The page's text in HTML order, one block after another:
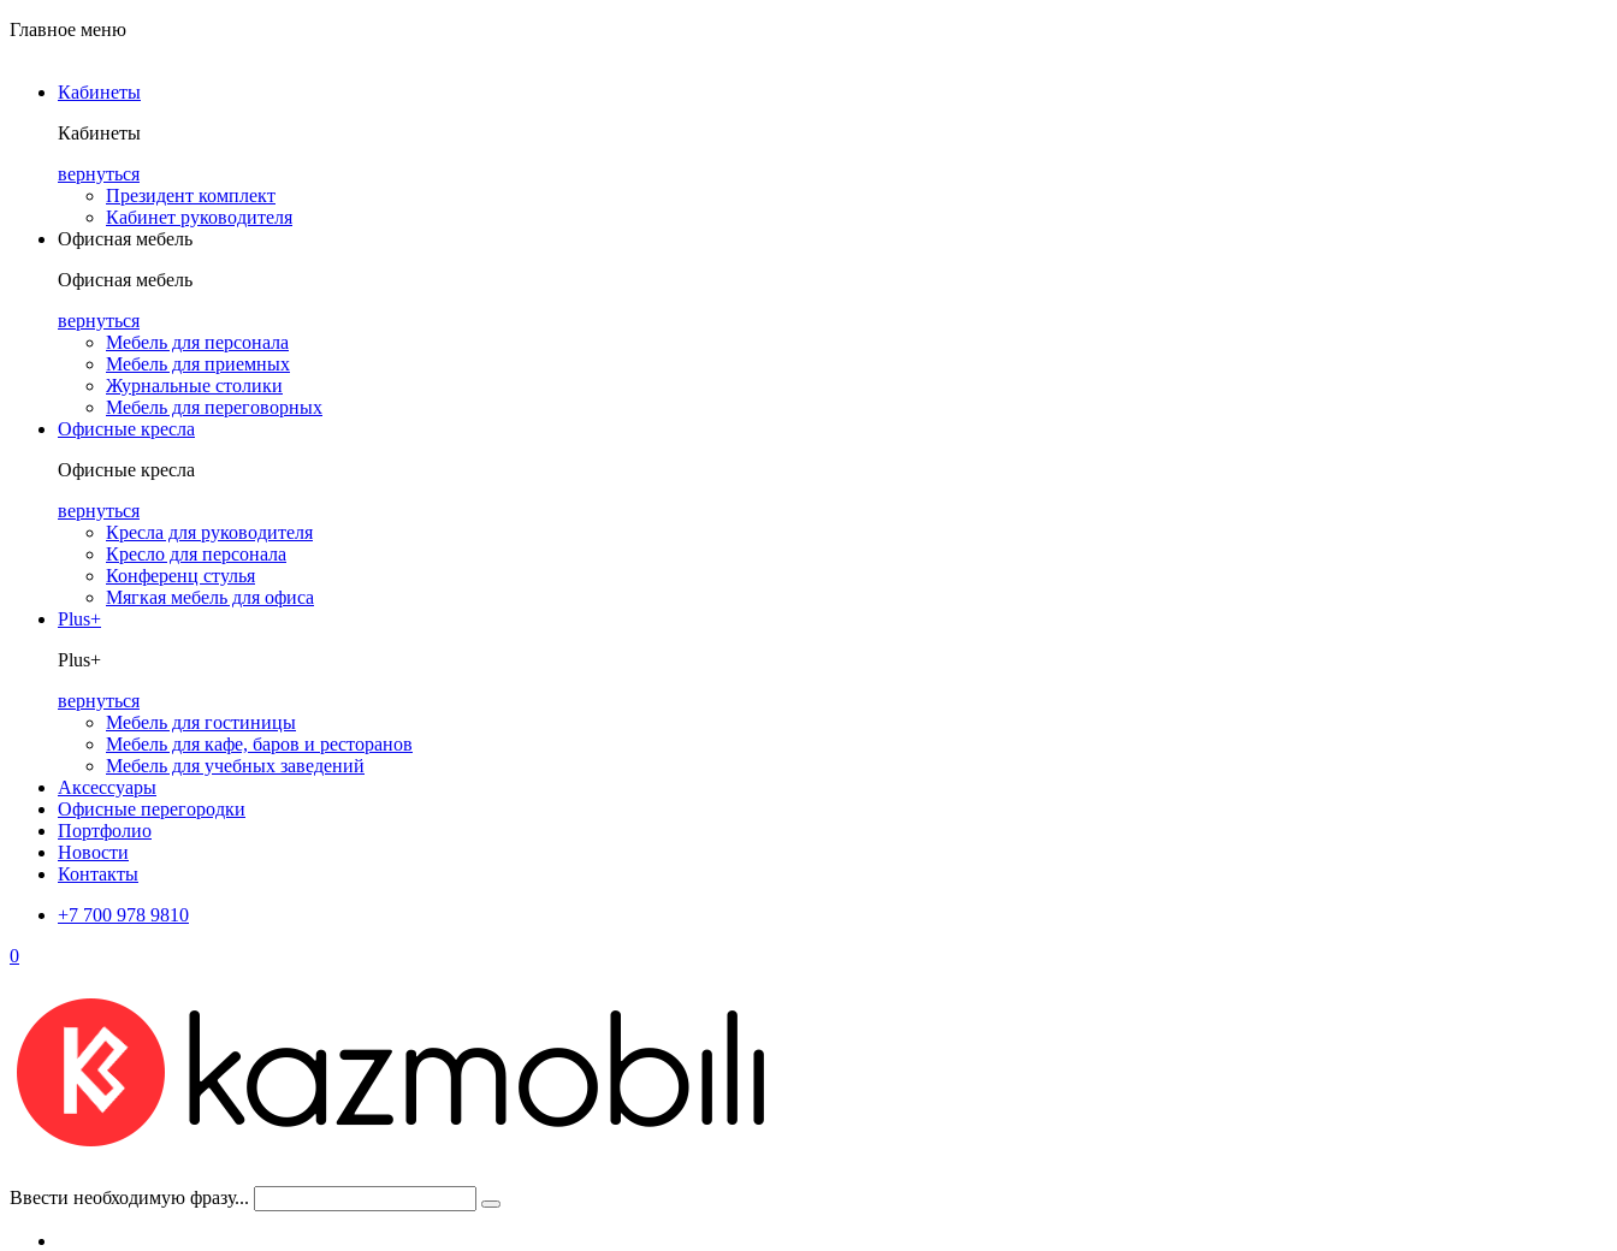
Главное меню
Кабинеты
Кабинеты
вернуться
Президент комплект
Кабинет руководителя
Офисная мебель
Офисная мебель
вернуться
Мебель для персонала
Мебель для приемных
Журнальные столики
Мебель для переговорных
Офисные кресла
Офисные кресла
вернуться
Кресла для руководителя
Кресло для персонала
Конференц стулья
Мягкая мебель для офиса
Plus+
Plus+
вернуться
Мебель для гостиницы
Мебель для кафе, баров и ресторанов
Мебель для учебных заведений
Аксессуары
Офисные перегородки
Портфолио
Новости
Контакты
+7 700 978 9810
0
Ввести необходимую фразу...